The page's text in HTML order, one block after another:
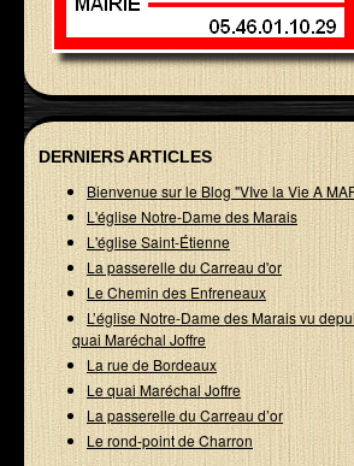
DERNIERS ARTICLES
Bienvenue sur le Blog "VIve la Vie A
L'église Notre-Dame des Marais
L'église Saint-Étienne
La passerelle du Carreau d'or
Le Chemin des Enfreneaux
L’église Notre-Dame des Marais vu
quai Maréchal Joffre
La rue de Bordeaux
Le quai Maréchal Joffre
La passerelle du Carreau d’or
Le rond-point de Charron